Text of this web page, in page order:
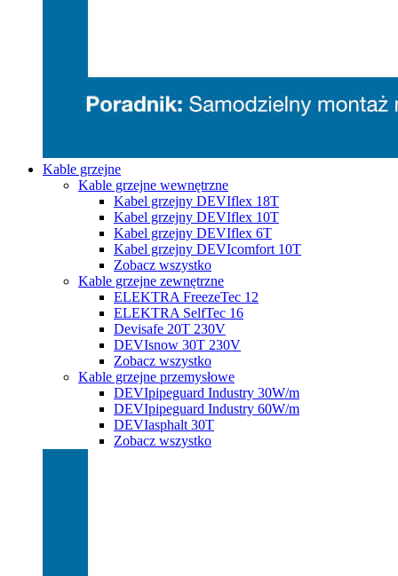
Kable grzejne
Kable grzejne wewnętrzne
Kabel grzejny DEVIflex 18T
Kabel grzejny DEVIflex 10T
Kabel grzejny DEVIflex 6T
Kabel grzejny DEVIcomfort 10T
Zobacz wszystko
Kable grzejne zewnętrzne
ELEKTRA FreezeTec 12
ELEKTRA SelfTec 16
Devisafe 20T 230V
DEVIsnow 30T 230V
Zobacz wszystko
Kable grzejne przemysłowe
DEVIpipeguard Industry 30W/m
DEVIpipeguard Industry 60W/m
DEVIasphalt 30T
Zobacz wszystko